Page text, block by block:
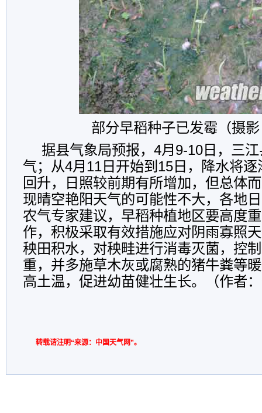
部分早稻种子已发霉（摄
据县气象局预报，4月9-10日，三
气；从4月11日开始到15日，降水将
回升，日照较前期有所增加，但总体
现晴空艳阳天气的可能性不大，各地
农气专家建议，早稻种植地区要高度
作，积极采取有效措施应对阴雨寡照
秧田积水，对秧畦进行消毒灭菌，控
重，并多施草木灰或腐熟的猪牛粪等
高土温，促进幼苗健壮生长。（作者
转载请注明“来源：中国天气网”。